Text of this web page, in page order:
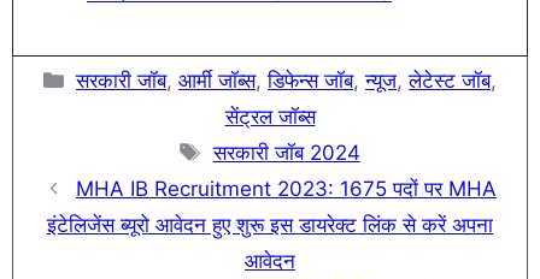
Categories
सरकारी जॉब,आर्मी जॉब्स,डिफेन्स जॉब,न्यूज,लेटेस्ट जॉब,
सेंट्रल जॉब्स
Tags
सरकारी जॉब 2024
MHA IB Recruitment 2023: 1675 पदों पर MHA
इंटेलिजेंस ब्यूरो आवेदन हुए शुरू इस डायरेक्ट लिंक से करें अपना
आवेदन